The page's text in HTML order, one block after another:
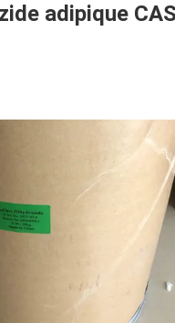
adipique